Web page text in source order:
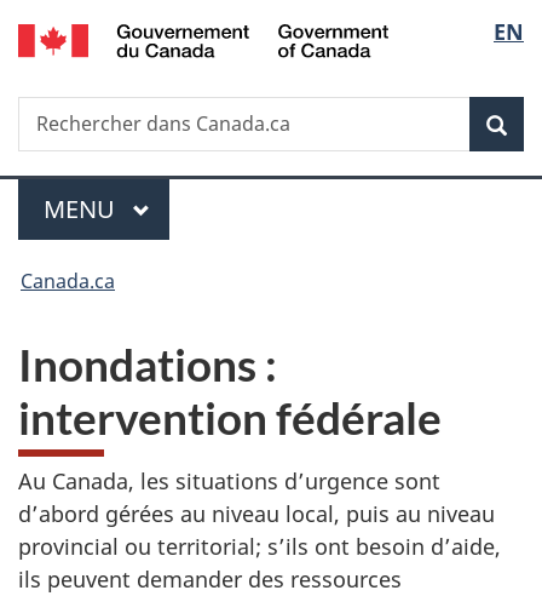
Passer
au
principal
Passer
à
Au
du
Passer
à
version
simplifiée
de
la
EN
Recherche
Rechercher
dans
Menu
MENU PRINCIPAL
Vous
ici :
Canada.ca
Inondations :
intervention fédérale
Au Canada, les situations d’urgence sont
d’abord gérées au niveau local, puis au niveau
provincial ou territorial; s’ils ont besoin d’aide,
ils peuvent demander des ressources